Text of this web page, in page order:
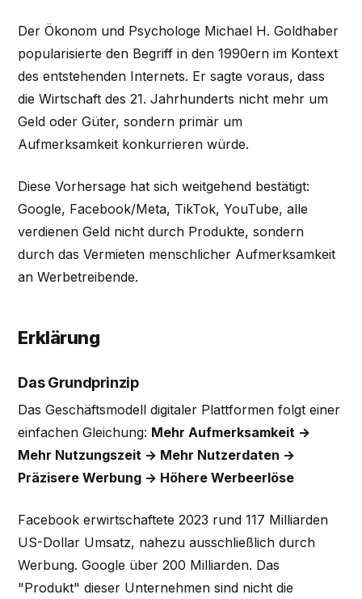
Der Ökonom und Psychologe Michael H. Goldhaber
popularisierte den Begriff in den 1990ern im Kontext
des entstehenden Internets. Er sagte voraus, dass
die Wirtschaft des 21. Jahrhunderts nicht mehr um
Geld oder Güter, sondern primär um
Aufmerksamkeit konkurrieren würde.
Diese Vorhersage hat sich weitgehend bestätigt:
Google, Facebook/Meta, TikTok, YouTube, alle
verdienen Geld nicht durch Produkte, sondern
durch das Vermieten menschlicher Aufmerksamkeit
an Werbetreibende.
Erklärung
Das Grundprinzip
Das Geschäftsmodell digitaler Plattformen folgt einer
einfachen Gleichung: Mehr Aufmerksamkeit →
Mehr Nutzungszeit → Mehr Nutzerdaten →
Präzisere Werbung → Höhere Werbeerlöse
Facebook erwirtschaftete 2023 rund 117 Milliarden
US-Dollar Umsatz, nahezu ausschließlich durch
Werbung. Google über 200 Milliarden. Das
"Produkt" dieser Unternehmen sind nicht die